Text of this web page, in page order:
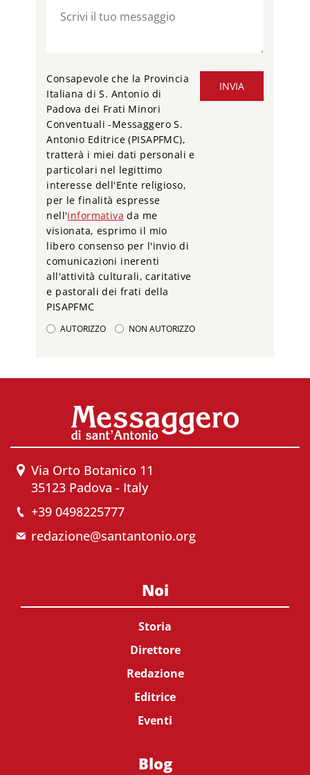
INVIA
Consapevole che la Provincia
Italiana di S. Antonio di
Padova dei Frati Minori
Conventuali -Messaggero S.
Antonio Editrice (PISAPFMC),
tratterà i miei dati personali e
particolari nel legittimo
interesse dell'Ente religioso,
per le finalità espresse
nell'informativa da me
visionata, esprimo il mio
libero consenso per l'invio di
comunicazioni inerenti
all'attività culturali, caritative
e pastorali dei frati della
PISAPFMC
AUTORIZZO NON AUTORIZZO
Via Orto Botanico 11
35123 Padova - Italy
+39 0498225777
redazione@santantonio.org
Noi
Storia
Direttore
Redazione
Editrice
Eventi
Blog